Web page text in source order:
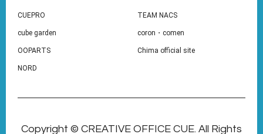
CUEPRO TEAM NACS
cube garden coron・comen
OOPARTS Chima official site
NORD
Copyright © CREATIVE OFFICE CUE. All Rights